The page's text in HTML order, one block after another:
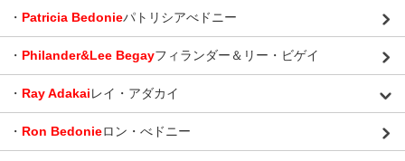
・ Patricia Bedonieパトリシアべドニー
・ Philander&Lee Begayフィランダー＆リー・ビゲイ
・ Ray Adakaiレイ・アダカイ
・ Ron Bedonieロン・べドニー